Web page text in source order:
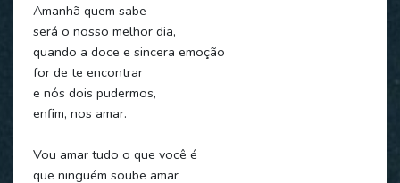
Amanhã quem sabe
será o nosso melhor dia,
quando a doce e sincera emoção
for de te encontrar
e nós dois pudermos,
enfim, nos amar.
Vou amar tudo o que você é
que ninguém soube amar